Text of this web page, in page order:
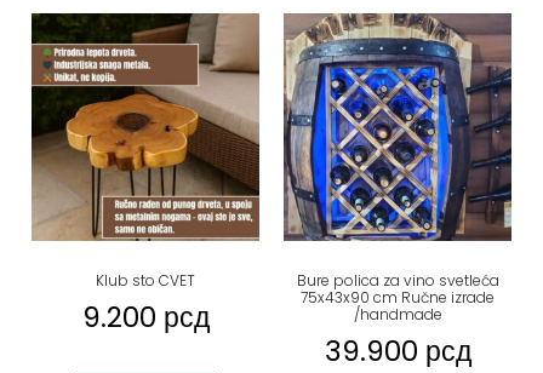
Klub sto CVET
9.200 рсд
Bure polica za vino svetleća
75x43x90 cm Ručne izrade
/handmade
39.900 рсд